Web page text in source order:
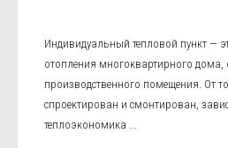
Индивидуальный тепловой пункт —
отопления многоквартирного дома,
производственного помещения. От
спроектирован и смонтирован,
теплоэкономика ...